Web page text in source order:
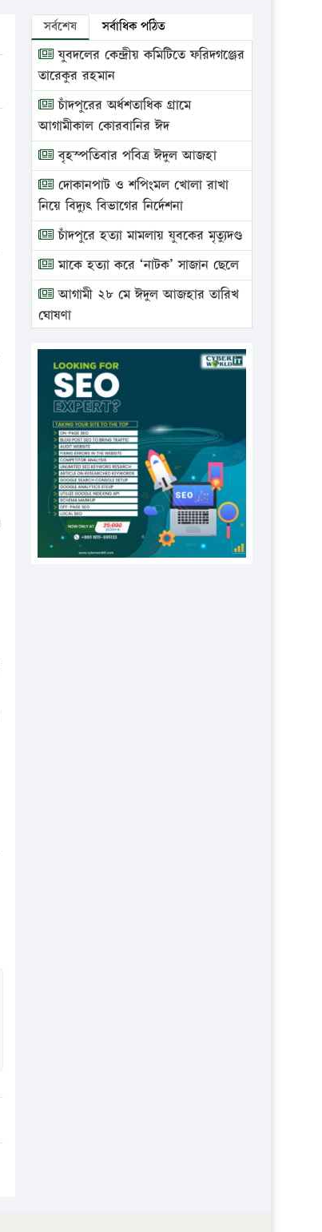
সর্বশেষ সর্বাধিক পঠিত
যুবদলের কেন্দ্রীয় কমিটিতে ফরিদগঞ্জের
তারেকুর রহমান
চাঁদপুরের অর্ধশতাধিক গ্রামে
আগামীকাল কোরবানির ঈদ
বৃহস্পতিবার পবিত্র ঈদুল আজহা
দোকানপাট ও শপিংমল খোলা রাখা
নিয়ে বিদ্যুৎ বিভাগের নির্দেশনা
চাঁদপুরে হত্যা মামলায় যুবকের মৃত্যুদণ্ড
মাকে হত্যা করে ‘নাটক’ সাজান ছেলে
আগামী ২৮ মে ঈদুল আজহার তারিখ
ঘোষণা
ভ্রাম্যমাণ আদালতে দুইটি প্রতিষ্ঠানকে
প্রতিষ্ঠানকে ৪০হাজার টাকা জরিমানা।
এবার লঞ্চের ভাড়া বাড়ল
১৭ থেকে ২১ শতাংশ বিদ্যুতের দাম
বাড়ানোর প্রস্তাব পিডিবির
১৬ মে চাঁদপুর ও ২৫ মে ফেনী সফরে
যাবেন প্রধানমন্ত্রী
উচ্চশিক্ষায় গৌরবময় অর্জন: পূর্ণ
স্কলারশিপে যুক্তরাষ্ট্রে পিএইচডি করছেন